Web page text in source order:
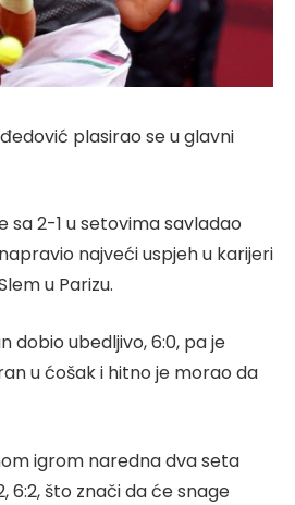
plasirao se u glavni
sa 2-1 u setovima savladao
najveći uspjeh u karijeri
u Parizu.
dobio ubedljivo, 6:0, pa je
u ćošak i hitno je morao da
igrom naredna dva seta
6:2, što znači da će snage